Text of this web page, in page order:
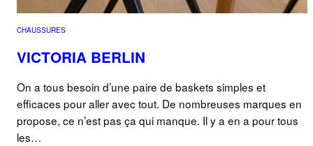
CHAUSSURES
VICTORIA BERLIN
On a tous besoin d’une paire de baskets simples et
efficaces pour aller avec tout. De nombreuses marques en
propose, ce n’est pas ça qui manque. Il y a en a pour tous
les…